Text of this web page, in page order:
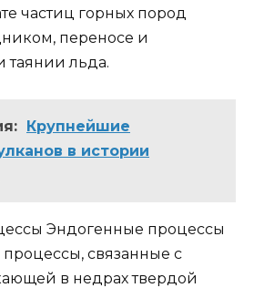
частиц горных пород
переносе и
таянии льда.
Крупнейшие
в истории
Эндогенные процессы
связанные с
в недрах твердой